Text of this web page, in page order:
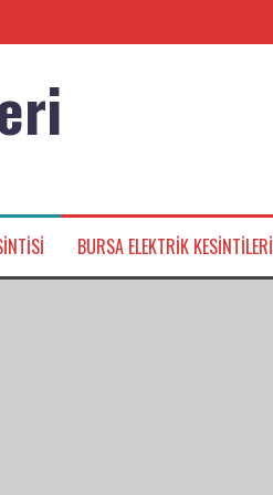
BURSA ELEKTRIK KESINTILERI